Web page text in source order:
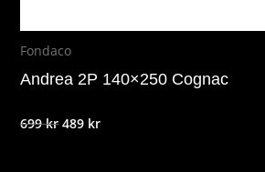
Fondaco
Andrea 2P 140×250 Cognac
699krDet
489 krDet